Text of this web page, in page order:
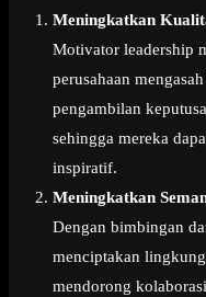
Meningkatkan
Motivator leadership
perusahaan
pengambilan
sehingga mereka
inspiratif.
Meningkatkan
Dengan bimbingan
menciptakan
mendorong